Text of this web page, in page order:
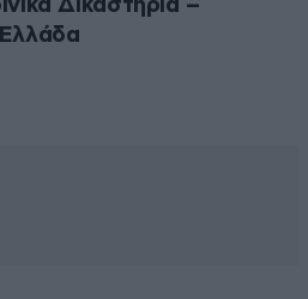
Δικαστήρια –